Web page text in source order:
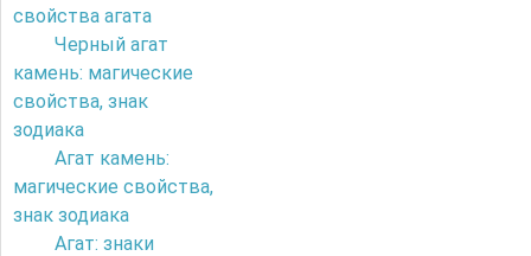
свойства агата
Черный агат
камень: магические
свойства, знак
зодиака
Агат камень:
магические свойства,
знак зодиака
Агат: знаки